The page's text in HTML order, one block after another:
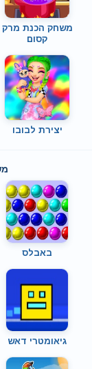
משחק הכנת מרק
קסום
יצירת לבובו
באבלס
גיאומטרי דאש